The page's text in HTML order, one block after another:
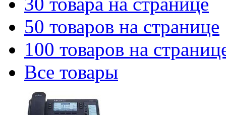
50 товаров на странице
100 товаров на
Все товары